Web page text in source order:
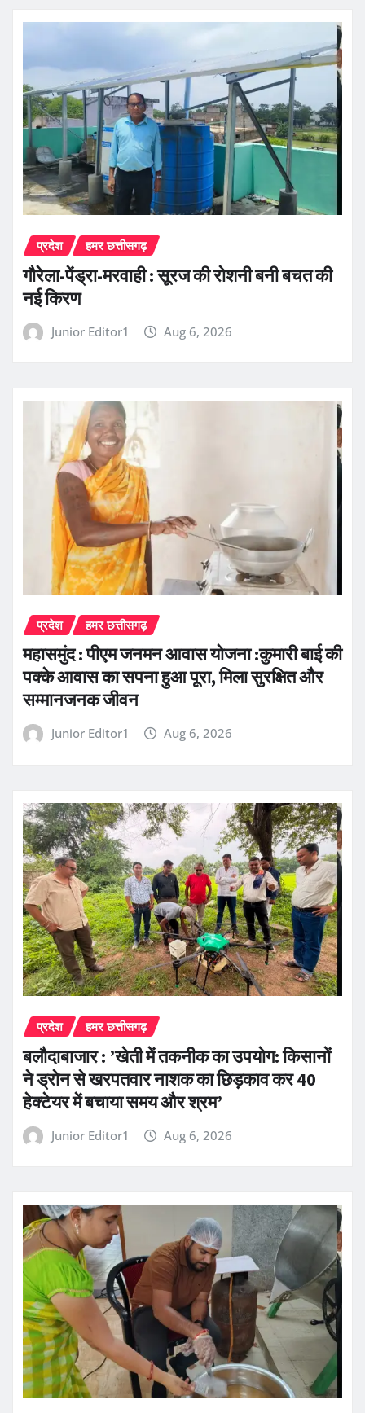
प्रदेश हमर छत्तीसगढ़
गौरेला-पेंड्रा-मरवाही : सूरज की रोशनी बनी बचत की
नई किरण
Junior Editor1 Aug 6, 2026
प्रदेश हमर छत्तीसगढ़
महासमुंद : पीएम जनमन आवास योजना :कुमारी बाई की
पक्के आवास का सपना हुआ पूरा, मिला सुरक्षित और
सम्मानजनक जीवन
Junior Editor1 Aug 6, 2026
प्रदेश हमर छत्तीसगढ़
बलौदाबाजार : ’खेती में तकनीक का उपयोग: किसानों
ने ड्रोन से खरपतवार नाशक का छिड़काव कर 40
हेक्टेयर में बचाया समय और श्रम’
Junior Editor1 Aug 6, 2026